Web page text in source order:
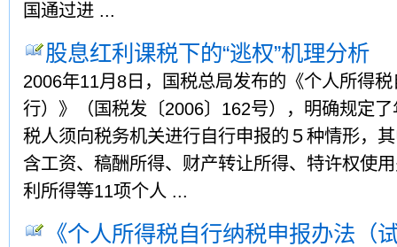
国通过进 ...
股息红利课税下的“逃权”机理分析
2006年11月8日，国税总局发布的《个人所得
行）》（国税发〔2006〕162号），明确规定
税人须向税务机关进行自行申报的５种情形，
含工资、稿酬所得、财产转让所得、特许权使
利所得等11项个人 ...
《个人所得税自行纳税申报办法（